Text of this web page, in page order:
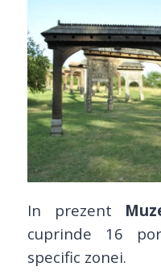
In prezent
cuprinde 16
specific zonei.